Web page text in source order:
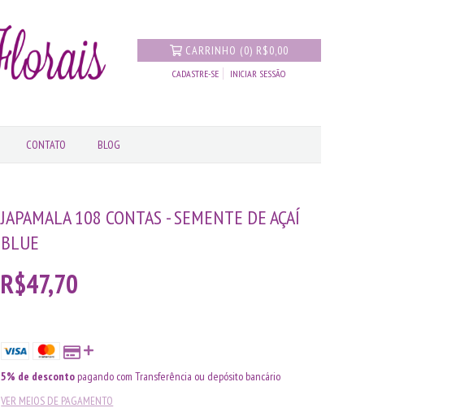
CARRINHO (0) R$0,00
CADASTRE-SE INICIAR SESSÃO
CONTATO BLOG
JAPAMALA 108 CONTAS - SEMENTE DE AÇAÍ
BLUE
R$47,70
5% de desconto pagando com Transferência ou depósito bancário
VER MEIOS DE PAGAMENTO